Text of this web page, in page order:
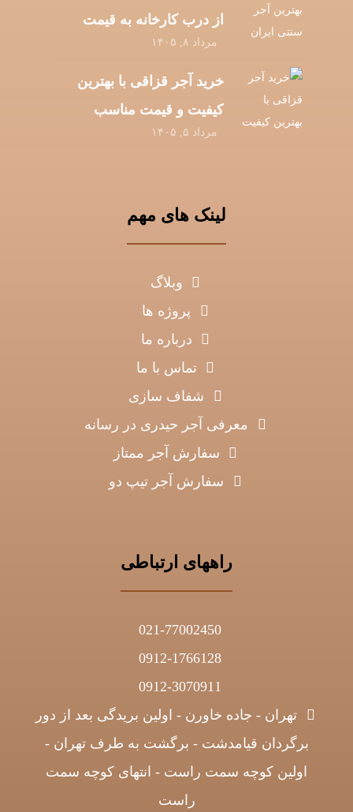
از درب کارخانه به قیمت
عمده
مرداد ۸, ۱۴۰۵
خرید آجر قزاقی با بهترین
کیفیت و قیمت مناسب
مرداد ۵, ۱۴۰۵
لینک های مهم
وبلاگ
پروژه ها
درباره ما
تماس با ما
شفاف سازی
معرفی آجر حیدری در رسانه
سفارش آجر ممتاز
سفارش آجر تیپ دو
راههای ارتباطی
021-77002450
0912-1766128
0912-3070911
تهران - جاده خاورن - اولین بریدگی بعد از دور
برگردان قیامدشت - برگشت به طرف تهران -
اولین کوچه سمت راست - انتهای کوچه سمت
راست